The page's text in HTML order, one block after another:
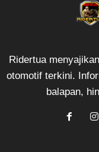
Ridertua
otomotif terkini.
balapan,